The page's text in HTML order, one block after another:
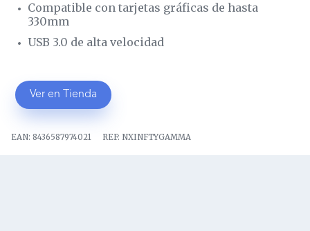
Compatible con tarjetas gráficas de hasta
330mm
USB 3.0 de alta velocidad
Ver en Tienda
EAN: 8436587974021 REF: NXINFTYGAMMA